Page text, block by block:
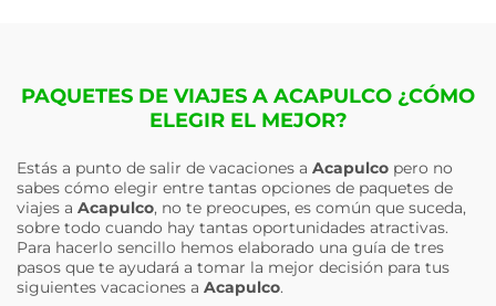
PAQUETES DE VIAJES A ACAPULCO ¿CÓMO
ELEGIR EL MEJOR?
Estás a punto de salir de vacaciones a Acapulco pero no
sabes cómo elegir entre tantas opciones de paquetes de
viajes a Acapulco, no te preocupes, es común que suceda,
sobre todo cuando hay tantas oportunidades atractivas.
Para hacerlo sencillo hemos elaborado una guía de tres
pasos que te ayudará a tomar la mejor decisión para tus
siguientes vacaciones a Acapulco.